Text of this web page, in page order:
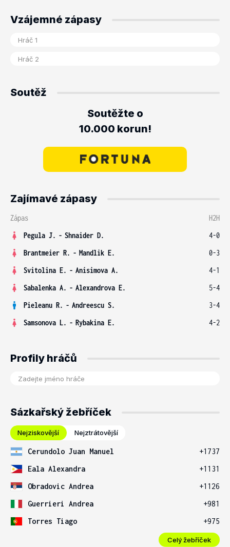
Vzájemné zápasy
Soutěž
Soutěžte o
10.000 korun!
Zajímavé zápasy
Zápas
H2H
Pegula J. - Shnaider D.
4-0
Brantmeier R. - Mandlik E.
0-3
Svitolina E. - Anisimova A.
4-1
Sabalenka A. - Alexandrova E.
5-4
Pieleanu R. - Andreescu S.
3-4
Samsonova L. - Rybakina E. 4-2
Profily hráčů
Sázkařský žebříček
Nejziskovější Nejztrátovější
Cerundolo Juan Manuel
+1737
Eala Alexandra
+1131
Obradovic Andrea
+1126
Guerrieri Andrea
+981
Torres Tiago
+975
Celý žebříček